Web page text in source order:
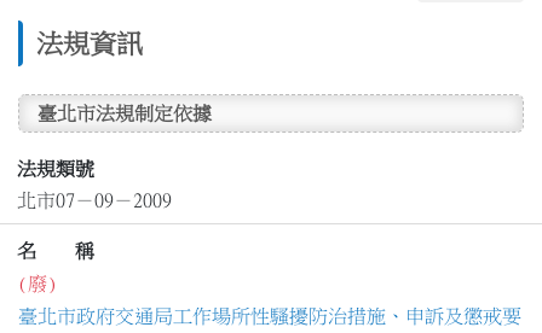
法規資訊
臺北市法規制定依據
法規類號
北市07－09－2009
名 稱
(廢)
臺北市政府交通局工作場所性騷擾防治措施、申訴及懲戒要